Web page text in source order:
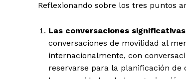
Reflexionando sobre los tres puntos
Las conversaciones
conversaciones de movilidad al
internacionalmente, con
reservarse para la planificación